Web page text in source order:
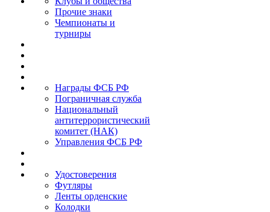
Прочие знаки
Чемпионаты и
турниры
Награды ФСБ РФ
Пограничная служба
Национальный
антитеррористический
комитет (НАК)
Управления ФСБ РФ
Удостоверения
Футляры
Ленты орденские
Колодки